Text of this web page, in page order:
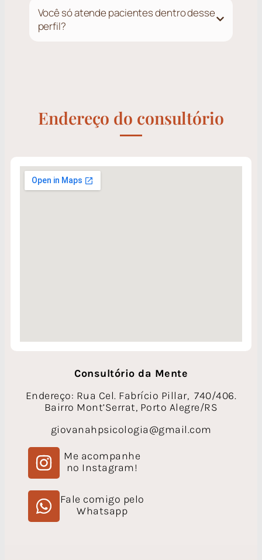
Você só atende pacientes dentro desse
perfil?
Endereço do consultório
Consultório da Mente
Endereço: Rua Cel. Fabrício Pillar, 740/406.
Bairro Mont’Serrat, Porto Alegre/RS
giovanahpsicologia@gmail.com
Me acompanhe
no Instagram!
Fale comigo pelo
Whatsapp